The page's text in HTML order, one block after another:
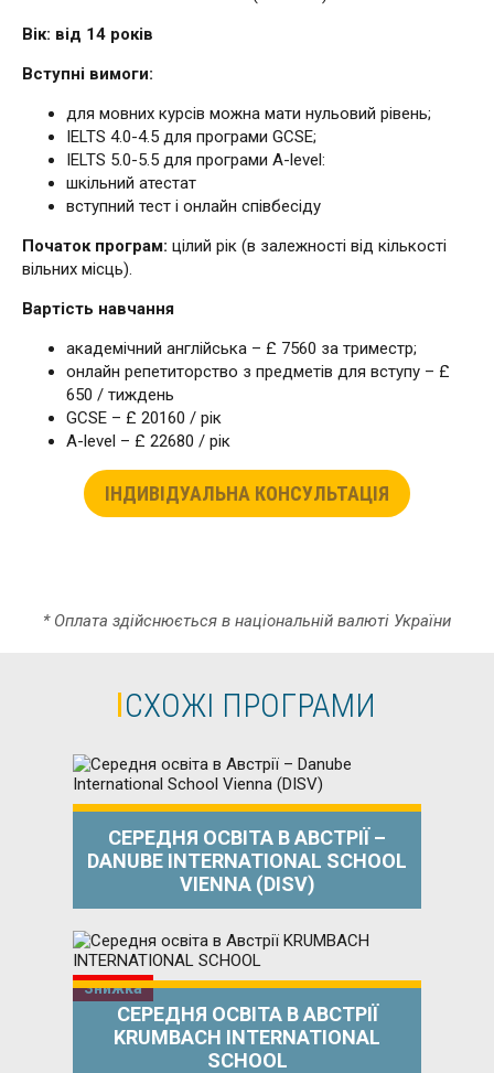
Вік: від 14 років
Вступні вимоги:
для мовних курсів можна мати нульовий рівень;
IELTS 4.0-4.5 для програми GCSE;
IELTS 5.0-5.5 для програми A-level:
шкільний атестат
вступний тест і онлайн співбесіду
Початок програм: цілий рік (в залежності від кількості
вільних місць).
Вартість навчання
академічний англійська – £ 7560 за триместр;
онлайн репетиторство з предметів для вступу – £
650 / тиждень
GCSE – £ 20160 / рік
A-level – £ 22680 / рік
ІНДИВІДУАЛЬНА КОНСУЛЬТАЦІЯ
* Оплата здійснюється в національній валюті України
СХОЖІ ПРОГРАМИ
СЕРЕДНЯ ОСВІТА В АВСТРІЇ –
DANUBE INTERNATIONAL SCHOOL
VIENNA (DISV)
Знижка
СЕРЕДНЯ ОСВІТА В АВСТРІЇ
KRUMBACH INTERNATIONAL
SCHOOL